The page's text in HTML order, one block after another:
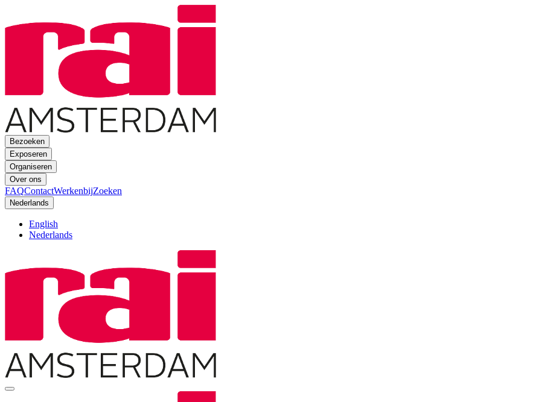
Bezoeken
Exposeren
Organiseren
Over ons
FAQContactWerkenbijZoeken
Nederlands
English
Nederlands